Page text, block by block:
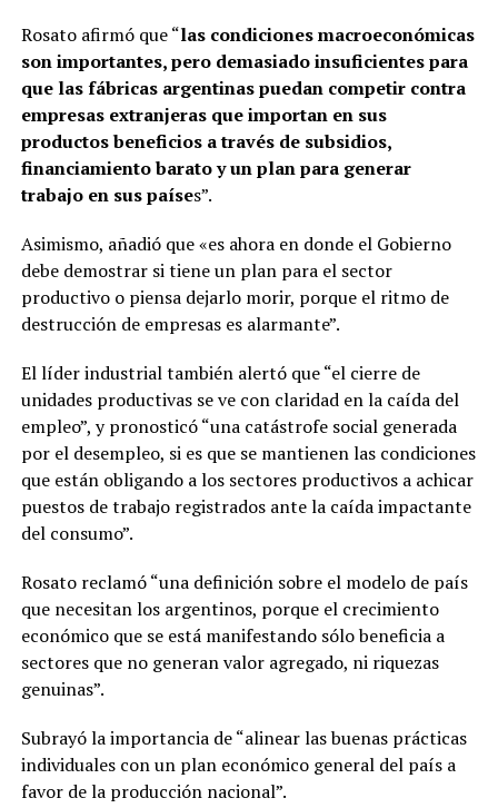
Rosato afirmó que “las condiciones macroeconómicas
son importantes, pero demasiado insuficientes para
que las fábricas argentinas puedan competir contra
empresas extranjeras que importan en sus
productos beneficios a través de subsidios,
financiamiento barato y un plan para generar
trabajo en sus países”.
Asimismo, añadió que «es ahora en donde el Gobierno
debe demostrar si tiene un plan para el sector
productivo o piensa dejarlo morir, porque el ritmo de
destrucción de empresas es alarmante”.
El líder industrial también alertó que “el cierre de
unidades productivas se ve con claridad en la caída del
empleo”, y pronosticó “una catástrofe social generada
por el desempleo, si es que se mantienen las condiciones
que están obligando a los sectores productivos a achicar
puestos de trabajo registrados ante la caída impactante
del consumo”.
Rosato reclamó “una definición sobre el modelo de país
que necesitan los argentinos, porque el crecimiento
económico que se está manifestando sólo beneficia a
sectores que no generan valor agregado, ni riquezas
genuinas”.
Subrayó la importancia de “alinear las buenas prácticas
individuales con un plan económico general del país a
favor de la producción nacional”.